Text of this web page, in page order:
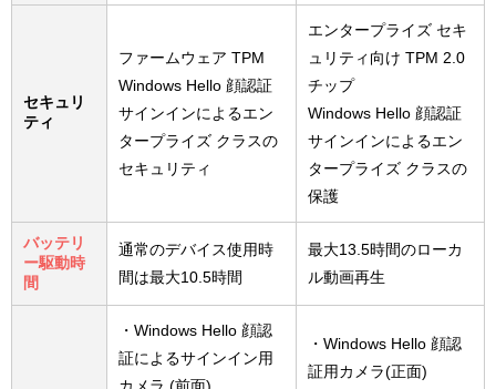
セキュリ
ティ
ファームウェア TPM
Windows Hello 顔認証
サインインによるエン
タープライズ クラスの
セキュリティ
エンタープライズ セキ
ュリティ向け TPM 2.0
チップ
Windows Hello 顔認証
サインインによるエン
タープライズ クラスの
保護
バッテリ
ー駆動時
間
通常のデバイス使用時
間は最大10.5時間
最大13.5時間のローカ
ル動画再生
・Windows Hello 顔認
証によるサインイン用
・Windows Hello 顔認
証用カメラ(正面)